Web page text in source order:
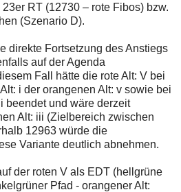
RT (12730 – rote Fibos) bzw.
(Szenario D).
direkte Fortsetzung des Anstiegs
auf der Agenda
Fall hätte die rote Alt: V bei
i der orangenen Alt: v sowie bei
beendet und wäre derzeit
Alt: iii (Zielbereich zwischen
12963 würde die
Variante deutlich abnehmen.
der roten V als EDT (hellgrüne
Pfad - orangener Alt: